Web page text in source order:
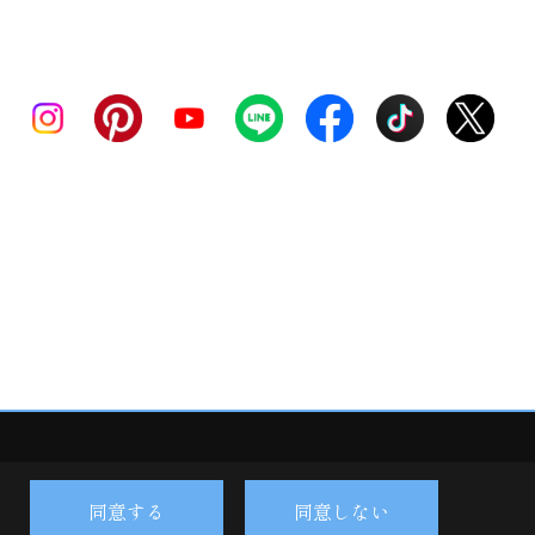
同意する 同意しない